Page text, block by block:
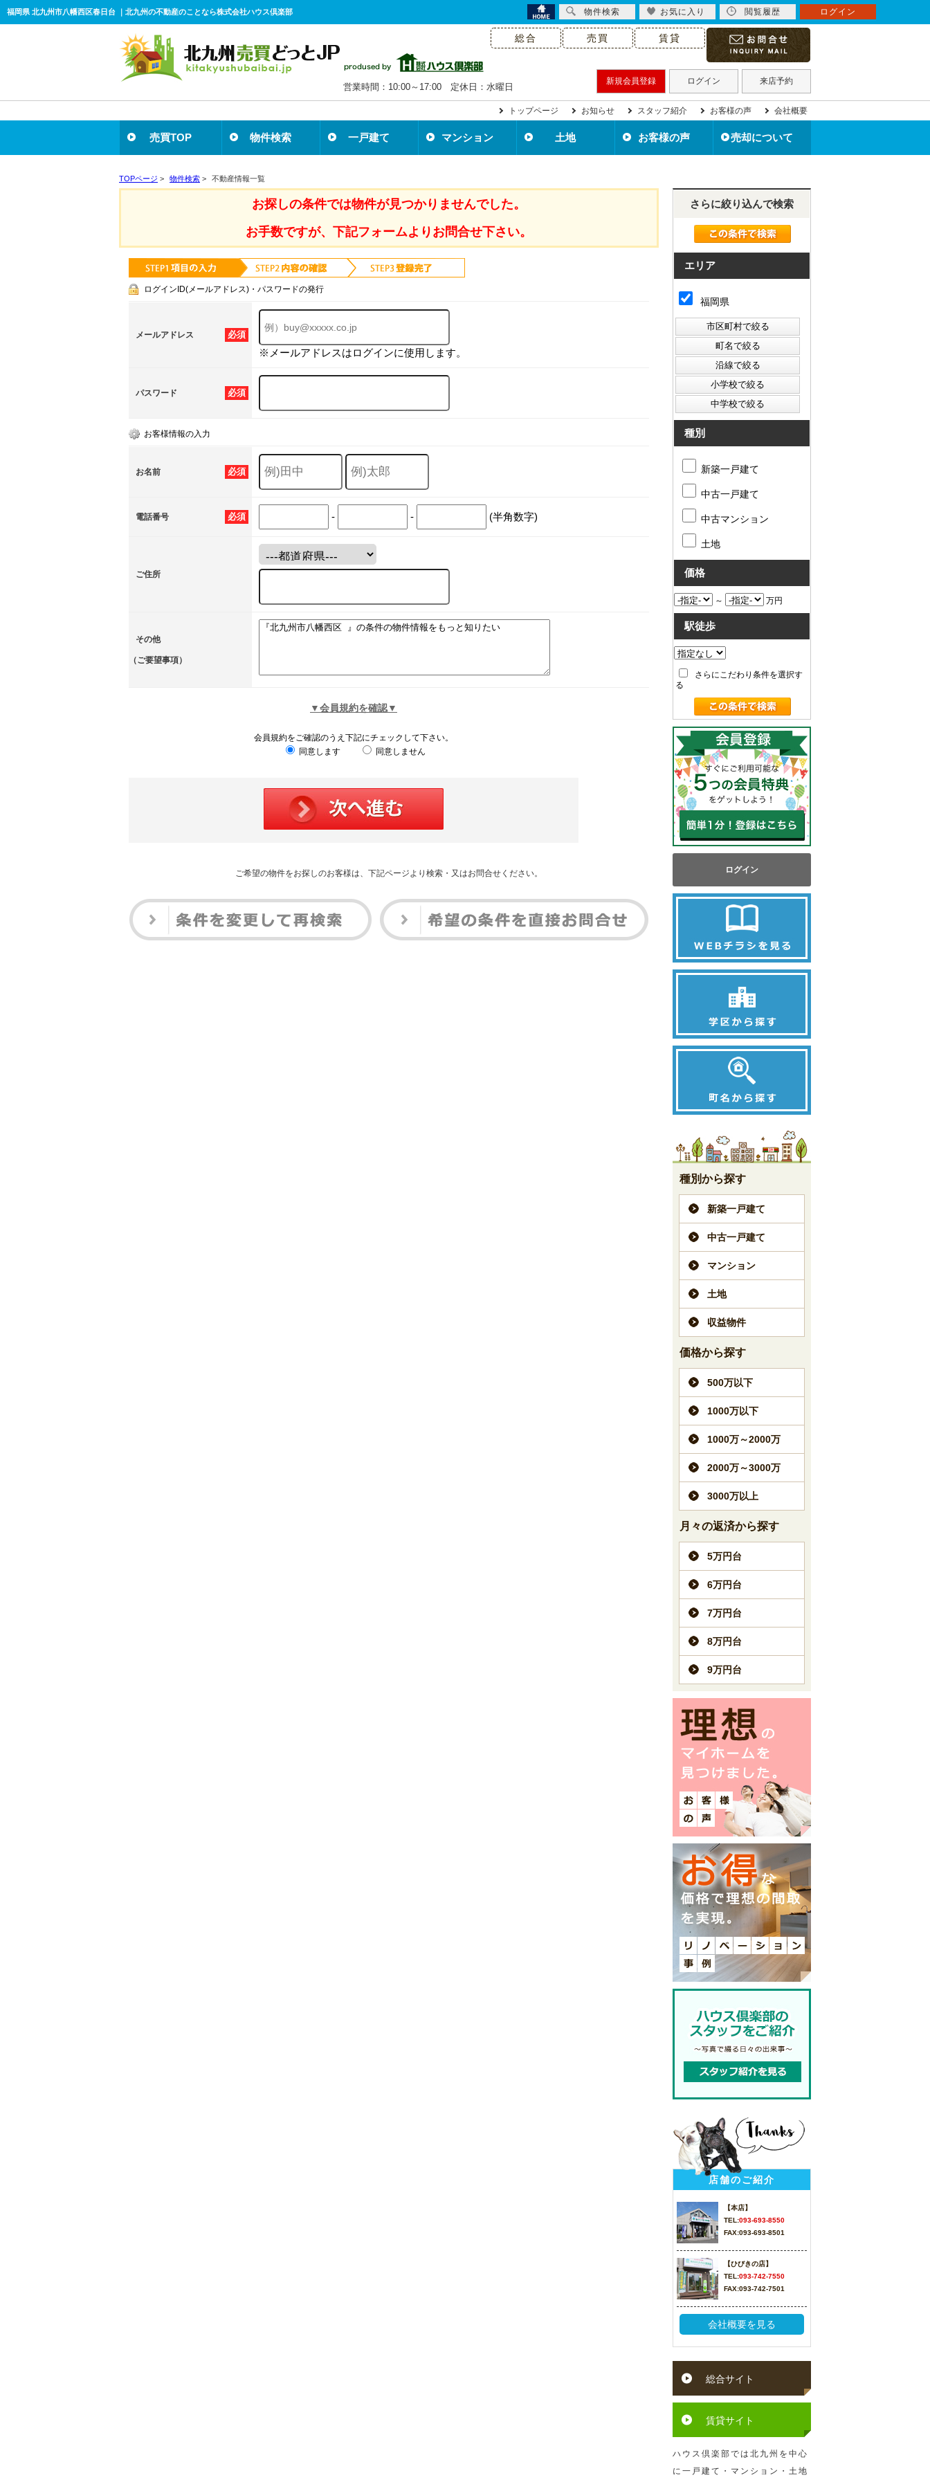
福岡県 北九州市八幡西区春日台 ｜北九州の不動産のことなら株式会社ハウス倶楽部
総合 売買 賃貸
新規会員登録 ログイン 来店予約
営業時間：10:00～17:00 定休日：水曜日
トップページ お知らせ スタッフ紹介 お客様の声 会社概要
売買TOP 物件検索 一戸建て マンション 土地 お客様の声 売却について
TOPページ > 物件検索 > 不動産情報一覧
お探しの条件では物件が見つかりませんでした。
お手数ですが、下記フォームよりお問合せ下さい。
ログインID(メールアドレス)・パスワードの発行
必須
メールアドレス
※メールアドレスはログインに使用します。
必須
パスワード
お客様情報の入力
必須
お名前
必須
電話番号 - - (半角数字)
ご住所
その他
（ご要望事項）
▼会員規約を確認▼
会員規約をご確認のうえ下記にチェックして下さい。
同意します
同意しません
ご希望の物件をお探しのお客様は、下記ページより検索・又はお問合せください。
さらに絞り込んで検索
エリア
福岡県
種別
新築一戸建て
中古一戸建て
中古マンション
土地
価格
～ 万円
駅徒歩
さらにこだわり条件を選択す
る
ログイン
種別から探す
新築一戸建て
中古一戸建て
マンション
土地
収益物件
価格から探す
500万以下
1000万以下
1000万～2000万
2000万～3000万
3000万以上
月々の返済から探す
5万円台
6万円台
7万円台
8万円台
9万円台
店舗のご紹介
【本店】
TEL:093-693-8550
FAX:093-693-8501
【ひびきの店】
TEL:093-742-7550
FAX:093-742-7501
会社概要を見る
総合サイト
賃貸サイト
ハウス倶楽部では北九州を中心
に一戸建て・マンション・土地
物件検索 お気に入り 閲覧履歴 ログイン